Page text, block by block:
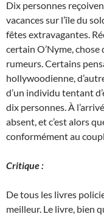
Dix personnes
vacances sur l’île du
fêtes extravagantes.
certain O’Nyme,
rumeurs. Certains
hollywoodienne,
d’un individu tentant
dix personnes. À
absent, et c’est alors
conformément au
Critique :
De tous les livres
meilleur. Le livre, bien